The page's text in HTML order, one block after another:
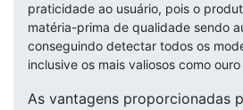
praticidade ao usuário, pois o
matéria-prima de qualidade sendo
conseguindo detectar todos os
inclusive os mais valiosos como
As vantagens proporcionadas